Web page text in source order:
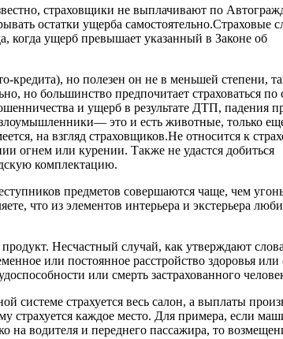
страховщики не выплачивают по
остатки ущерба самостоятельно.Страховые
ущерб превышает указанный в Законе об
кредита), но полезен он не в меньшей степени,
но большинство предпочитает страховаться по
и ущерб в результате ДТП, падения
это и есть животные, только
на взгляд страховщиков.Не относится к
огнем или курении. Также не удастся добиться
комплектацию.
предметов совершаются чаще, чем
что из элементов интерьера и экстерьера
продукт. Несчастный случай, как утверждают
или постоянное расстройство здоровья или
или смерть застрахованного
страхуется весь салон, а выплаты
страхуется каждое место. Для примера, если
на водителя и переднего пассажира, то